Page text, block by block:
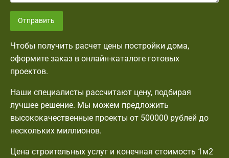
Отправить
Чтобы получить расчет цены постройки дома,
оформите заказ в онлайн-каталоге готовых
проектов.
Наши специалисты рассчитают цену, подбирая
лучшее решение. Мы можем предложить
высококачественные проекты от 500000 рублей до
нескольких миллионов.
Цена строительных услуг и конечная стоимость 1м2